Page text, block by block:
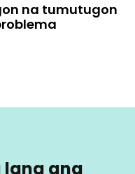
na tumutugon
lang ang